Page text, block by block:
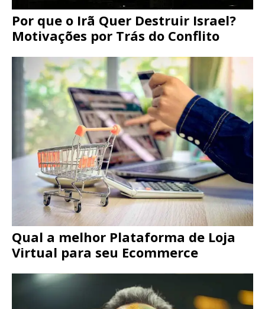
Por que o Irã Quer Destruir Israel?
Motivações por Trás do Conflito
Qual a melhor Plataforma de Loja
Virtual para seu Ecommerce